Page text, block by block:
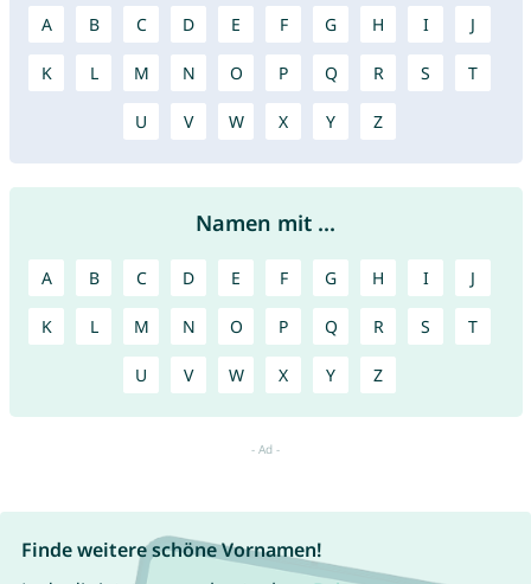
A B C D E F G H I J
K L M N O P Q R S T
U V W X Y Z
Namen mit ...
A B C D E F G H I J
K L M N O P Q R S T
U V W X Y Z
Finde weitere schöne Vornamen!